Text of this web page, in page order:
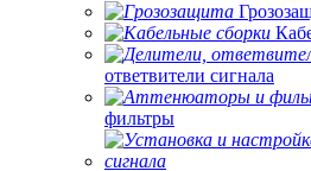
ответвители сигнала
фильтры